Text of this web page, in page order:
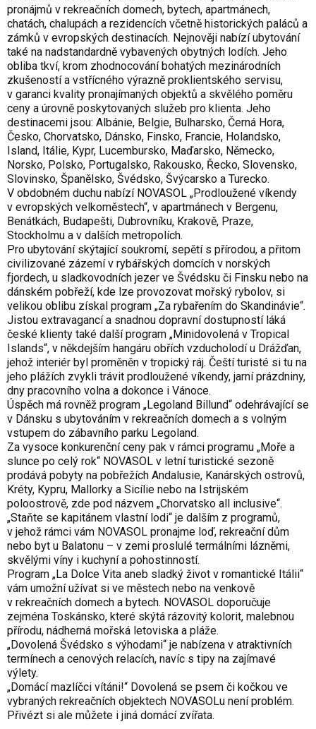
pronájmů v rekreačních domech, bytech, apartmánech,
chatách, chalupách a rezidencích včetně historických paláců a
zámků v evropských destinacích. Nejnověji nabízí ubytování
také na nadstandardně vybavených obytných lodích. Jeho
obliba tkví, krom zhodnocování bohatých mezinárodních
zkušeností a vstřícného výrazně proklientského servisu,
v garanci kvality pronajímaných objektů a skvělého poměru
ceny a úrovně poskytovaných služeb pro klienta. Jeho
destinacemi jsou: Albánie, Belgie, Bulharsko, Černá Hora,
Česko, Chorvatsko, Dánsko, Finsko, Francie, Holandsko,
Island, Itálie, Kypr, Lucembursko, Maďarsko, Německo,
Norsko, Polsko, Portugalsko, Rakousko, Řecko, Slovensko,
Slovinsko, Španělsko, Švédsko, Švýcarsko a Turecko.
V obdobném duchu nabízí NOVASOL „Prodloužené víkendy
v evropských velkoměstech“, v apartmánech v Bergenu,
Benátkách, Budapešti, Dubrovníku, Krakově, Praze,
Stockholmu a v dalších metropolích.
Pro ubytování skýtající soukromí, sepětí s přírodou, a přitom
civilizované zázemí v rybářských domcích v norských
fjordech, u sladkovodních jezer ve Švédsku či Finsku nebo na
dánském pobřeží, kde lze provozovat mořský rybolov, si
velikou oblibu získal program „Za rybařením do Skandinávie“.
Jistou extravagancí a snadnou dopravní dostupností láká
české klienty také další program „Minidovolená v Tropical
Islands“, v někdejším hangáru obřích vzducholodí u Drážďan,
jehož interiér byl proměněn v tropický ráj. Čeští turisté si tu na
jeho plážích zvykli trávit prodloužené víkendy, jarní prázdniny,
dny pracovního volna a dokonce i Vánoce.
Úspěch má rovněž program „Legoland Billund“ odehrávající se
v Dánsku s ubytováním v rekreačních domech a s volným
vstupem do zábavního parku Legoland.
Za vysoce konkurenční ceny pak v rámci programu „Moře a
slunce po celý rok“ NOVASOL v letní turistické sezoně
prodává pobyty na pobřežích Andalusie, Kanárských ostrovů,
Kréty, Kypru, Mallorky a Sicílie nebo na Istrijském
poloostrově, zde pod názvem „Chorvatsko all inclusive“.
„Staňte se kapitánem vlastní lodi“ je dalším z programů,
v jehož rámci vám NOVASOL pronajme loď, rekreační dům
nebo byt u Balatonu – v zemi proslulé termálními lázněmi,
skvělými víny i kuchyní a pohostinností.
Program „La Dolce Vita aneb sladký život v romantické Itálii“
vám umožní užívat si ve městech nebo na venkově
v rekreačních domech a bytech. NOVASOL doporučuje
zejména Toskánsko, které skýtá rázovitý kolorit, malebnou
přírodu, nádherná mořská letoviska a pláže.
„Dovolená Švédsko s výhodami“ je nabízena v atraktivních
termínech a cenových relacích, navíc s tipy na zajímavé
výlety.
„Domácí mazlíčci vítáni!“ Dovolená se psem či kočkou ve
vybraných rekreačních objektech NOVASOLu není problém.
Přivézt si ale můžete i jiná domácí zvířata.